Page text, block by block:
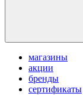
магазины
акции
бренды
сертификаты